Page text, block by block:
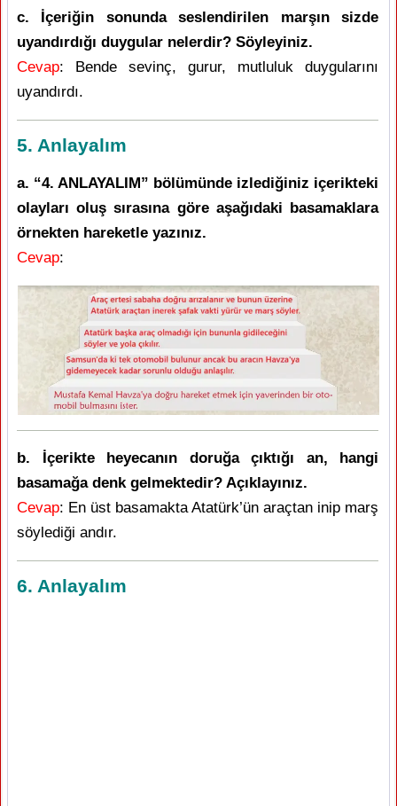
c. İçeriğin sonunda seslendirilen marşın sizde
uyandırdığı duygular nelerdir? Söyleyiniz.
Cevap: Bende sevinç, gurur, mutluluk duygularını
uyandırdı.
5. Anlayalım
a. “4. ANLAYALIM” bölümünde izlediğiniz içerikteki
olayları oluş sırasına göre aşağıdaki basamaklara
örnekten hareketle yazınız.
Cevap:
b. İçerikte heyecanın doruğa çıktığı an, hangi
basamağa denk gelmektedir? Açıklayınız.
Cevap: En üst basamakta Atatürk’ün araçtan inip marş
söylediği andır.
6. Anlayalım